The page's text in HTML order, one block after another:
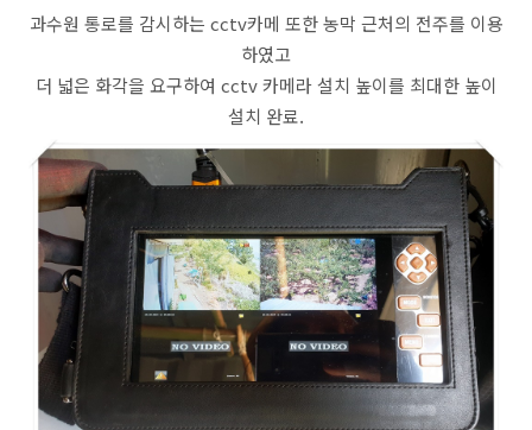
과수원 통로를 감시하는 cctv카메 또한 농막 근처의 전주를 이용
하였고
더 넓은 화각을 요구하여 cctv 카메라 설치 높이를 최대한 높이
설치 완료.